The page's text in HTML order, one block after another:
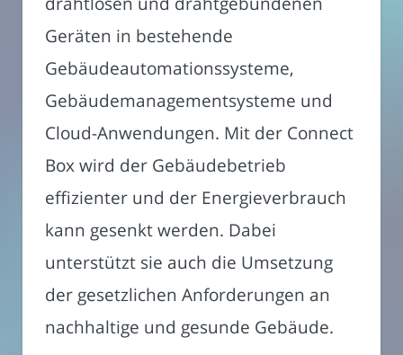
Geräten in bestehende
Gebäudeautomationssysteme,
Gebäudemanagementsysteme und
Cloud-Anwendungen. Mit der Connect
Box wird der Gebäudebetrieb
effizienter und der Energieverbrauch
kann gesenkt werden. Dabei
unterstützt sie auch die Umsetzung
der gesetzlichen Anforderungen an
nachhaltige und gesunde Gebäude.